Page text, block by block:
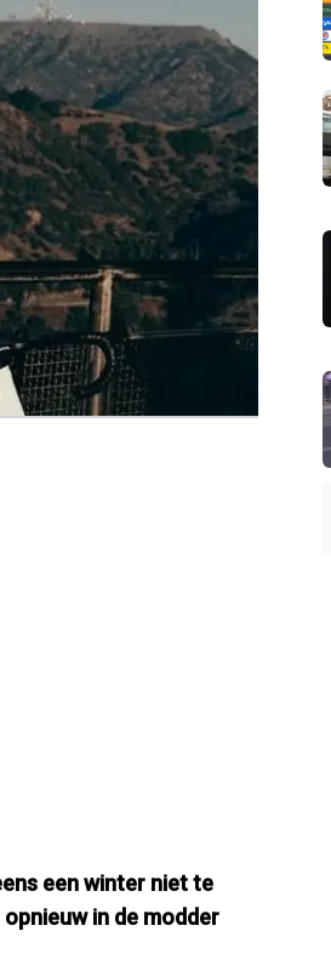
een winter niet te
in de modder